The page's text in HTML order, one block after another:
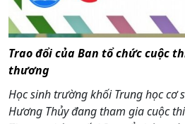
Trao đổi của Ban tổ chức cuộc
thương
Học sinh trường khối Trung học cơ
Hương Thủy đang tham gia cuộc